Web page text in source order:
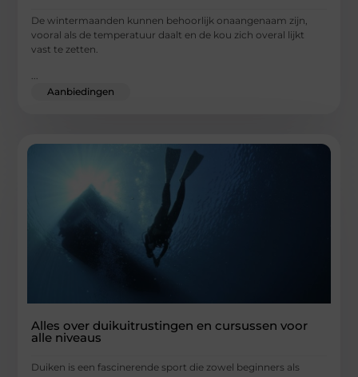
De wintermaanden kunnen behoorlijk onaangenaam zijn,
vooral als de temperatuur daalt en de kou zich overal lijkt
vast te zetten.
Aanbiedingen
Alles over duikuitrustingen en cursussen voor
alle niveaus
Duiken is een fascinerende sport die zowel beginners als